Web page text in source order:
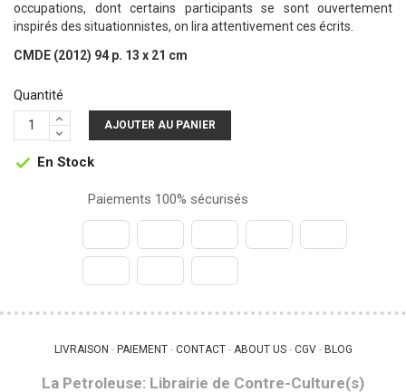
occupations, dont certains participants se sont ouvertement
inspirés des situationnistes, on lira attentivement ces écrits.
CMDE (2012) 94 p. 13 x 21 cm
Quantité
AJOUTER AU PANIER
 En Stock
Paiements 100% sécurisés
LIVRAISON - PAIEMENT - CONTACT - ABOUT US - CGV - BLOG
La Petroleuse: Librairie de Contre-Culture(s)